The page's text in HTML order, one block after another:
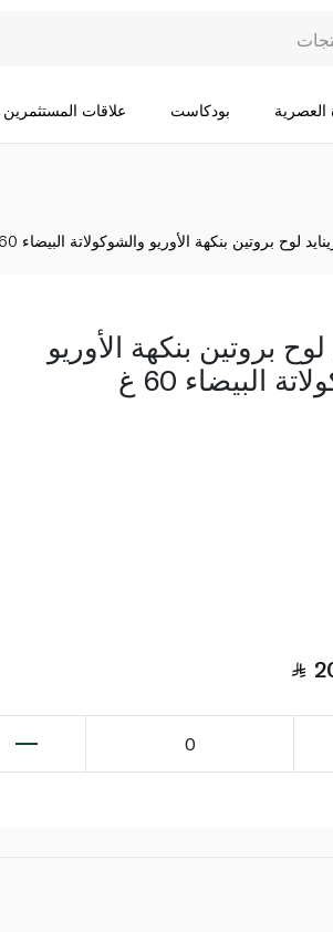
العصرية بودكاست علاقات المستثمرين
لوح بروتين بنكهة الأوريو والشوكولاتة البيضاء 60 غ
لوح بروتين بنكهة الأوريو
البيضاء 60 غ
0